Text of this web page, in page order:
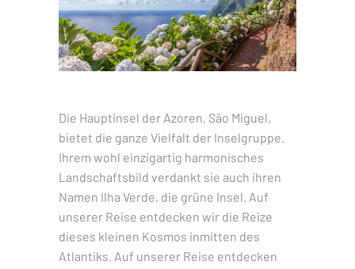
Die Hauptinsel der Azoren, São Miguel,
bietet die ganze Vielfalt der Inselgruppe.
Ihrem wohl einzigartig harmonisches
Landschaftsbild verdankt sie auch ihren
Namen Ilha Verde, die grüne Insel. Auf
unserer Reise entdecken wir die Reize
dieses kleinen Kosmos inmitten des
Atlantiks. Auf unserer Reise entdecken